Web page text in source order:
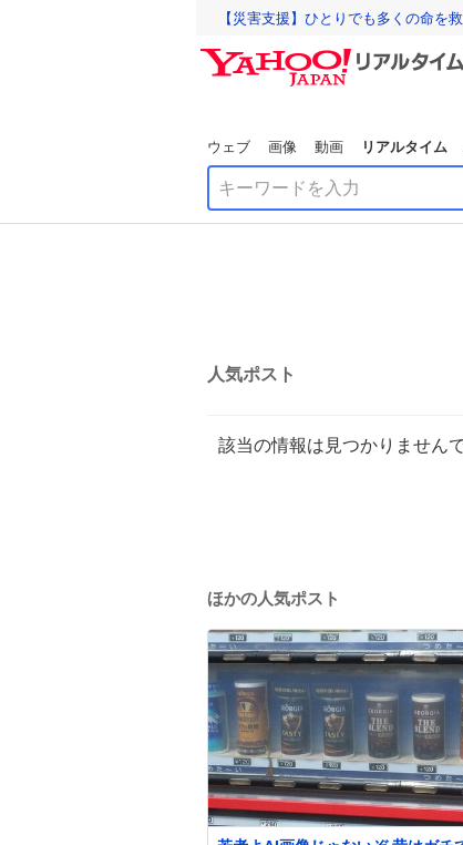
【災害支援】ひとりでも多くの命を
ウェブ 画像 動画 リアルタイム
人気ポスト
該当の情報は見つかりませんで
ほかの人気ポスト